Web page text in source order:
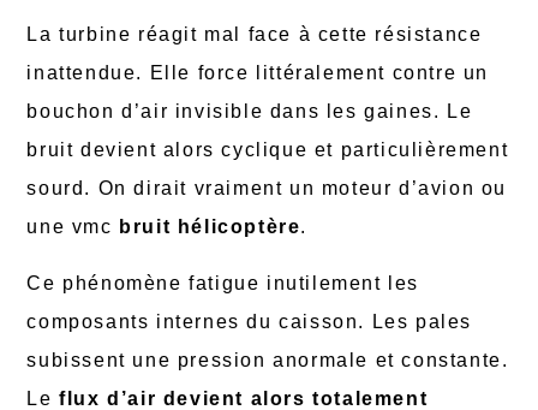
La turbine réagit mal face à cette résistance
inattendue. Elle force littéralement contre un
bouchon d’air invisible dans les gaines. Le
bruit devient alors cyclique et particulièrement
sourd. On dirait vraiment un moteur d’avion ou
une vmc bruit hélicoptère.
Ce phénomène fatigue inutilement les
composants internes du caisson. Les pales
subissent une pression anormale et constante.
Leflux d’air devient alors totalement